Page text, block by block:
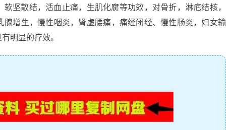
坚散结，活血止痛，生肌化腐等功效，对骨折，淋疤结核，
增生，慢性咽炎，肾虚腰痛，痛经闭经、慢性肠炎，妇女输
明显的疗效。